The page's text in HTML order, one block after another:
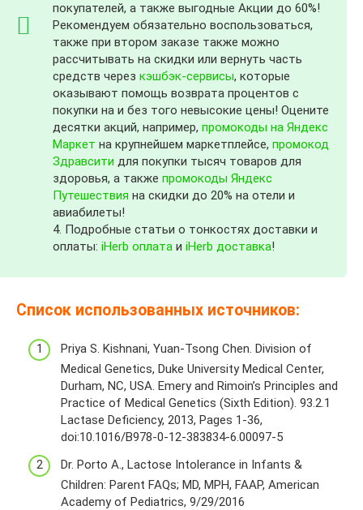
покупателей, а также выгодные Акции до 60%!
Рекомендуем обязательно воспользоваться,
также при втором заказе также можно
рассчитывать на скидки или вернуть часть
средств через кэшбэк-сервисы, которые
оказывают помощь возврата процентов с
покупки на и без того невысокие цены! Оцените
десятки акций, например, промокоды на Яндекс
Маркет на крупнейшем маркетплейсе, промокод
Здравсити для покупки тысяч товаров для
здоровья, а также промокоды Яндекс
Путешествия на скидки до 20% на отели и
авиабилеты!
4. Подробные статьи о тонкостях доставки и
оплаты: iHerb оплата и iHerb доставка!
Список использованных источников:
Priya S. Kishnani, Yuan-Tsong Chen. Division of
Medical Genetics, Duke University Medical Center,
Durham, NC, USA. Emery and Rimoin’s Principles and
Practice of Medical Genetics (Sixth Edition). 93.2.1
Lactase Deficiency, 2013, Pages 1-36,
doi:10.1016/B978-0-12-383834-6.00097-5
Dr. Porto A., Lactose Intolerance in Infants &
Children: Parent FAQs; MD, MPH, FAAP, American
Academy of Pediatrics, 9/29/2016